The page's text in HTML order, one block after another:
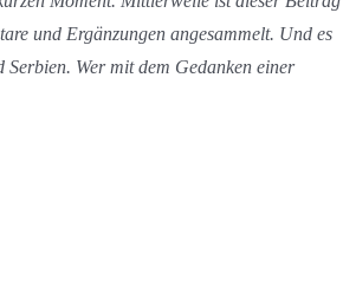
und Ergänzungen angesammelt. Und es
Wer mit dem Gedanken einer